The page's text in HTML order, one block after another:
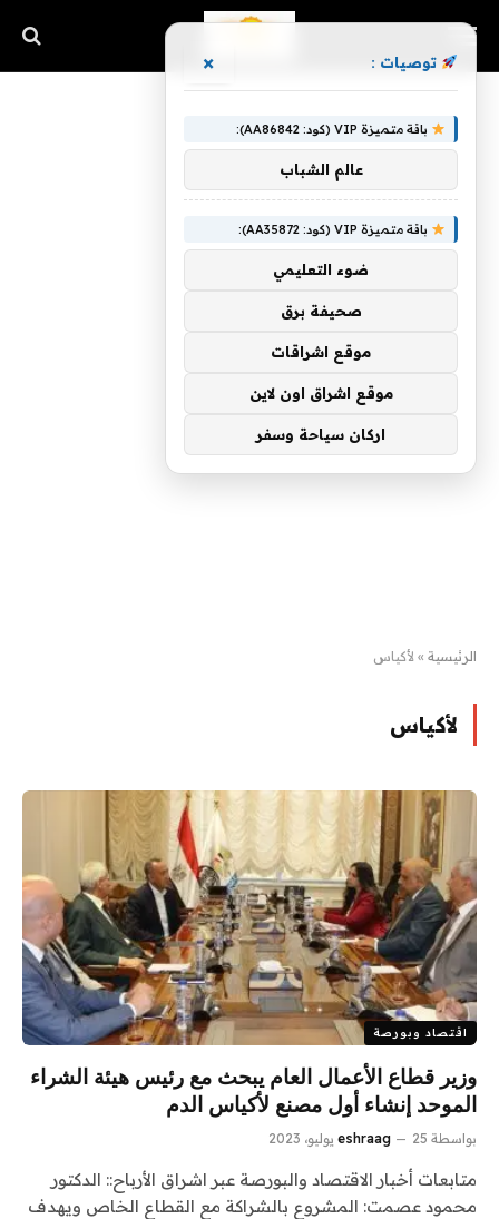
الرئيسية » لأكياس
لأكياس
اقتصاد وبورصة
وزير قطاع الأعمال العام يبحث مع رئيس هيئة الشراء
الموحد إنشاء أول مصنع لأكياس الدم
بواسطة eshraag 25 يوليو، 2023
متابعات أخبار الاقتصاد والبورصة عبر اشراق الأرباح:: الدكتور
محمود عصمت: المشروع بالشراكة مع القطاع الخاص ويهدف
توصيات : ×
باقة متميزة VIP (كود: AA86842):
عالم الشباب
باقة متميزة VIP (كود: AA35872):
ضوء التعليمي
صحيفة برق
موقع اشراقات
موقع اشراق اون لاين
اركان سياحة وسفر